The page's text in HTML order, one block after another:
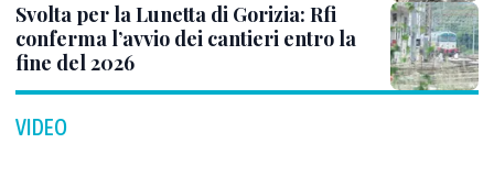
Svolta per la Lunetta di Gorizia: Rfi
conferma l’avvio dei cantieri entro la
fine del 2026
VIDEO